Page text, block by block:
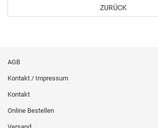
ZURÜCK
AGB
Kontakt / Impressum
Kontakt
Online Bestellen